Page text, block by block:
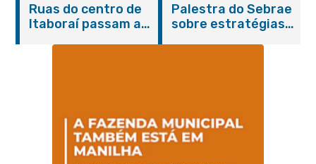
promovem
conscientização
sobre hanseníase
Ruas do centro de
Itaboraí passam a
Palestra do Sebrae
sobre estratégias